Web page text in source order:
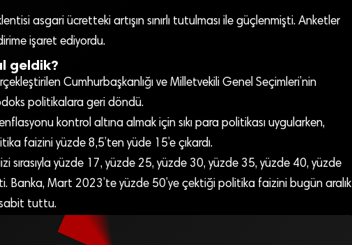
asgari ücretteki artışın sınırlı tutulması ile güçlenmişti. Anketler
işaret ediyordu.
geldik?
Cumhurbaşkanlığı ve Milletvekili Genel Seçimleri’nin
politikalara geri döndü.
kontrol altına almak için sıkı para politikası uygularken,
faizini yüzde 8,5’ten yüde 15’e çıkardı.
sırasıyla yüzde 17, yüzde 25, yüzde 30, yüzde 35, yüzde 40, yüzde
Banka, Mart 2023’te yüzde 50’ye çektiği politika faizini bugün aralık
sabit tuttu.